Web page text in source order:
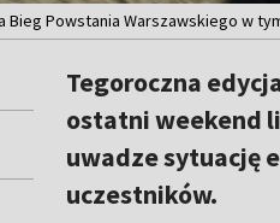
Powstania Warszawskiego w
Tegoroczna
ostatni weekend
uwadze sytuację
uczestników.